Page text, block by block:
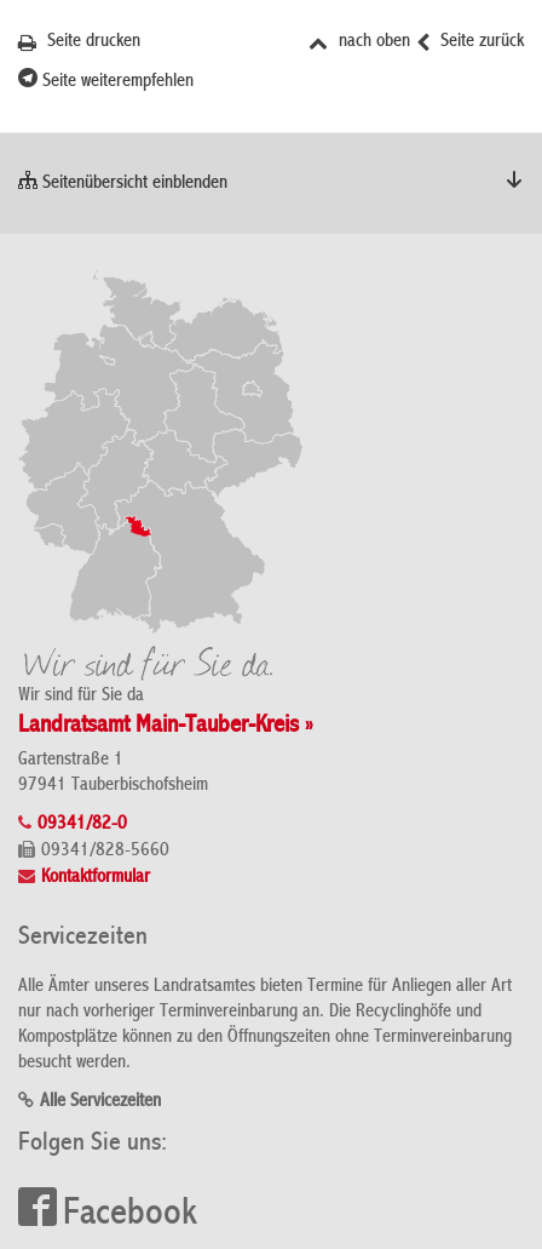
Seite zurück
nach oben
Seite drucken
Seite weiterempfehlen
Seitenübersicht einblenden
Wir sind für Sie da
Landratsamt Main-Tauber-Kreis »
Gartenstraße 1
97941 Tauberbischofsheim
09341/82-0
09341/828-5660
Kontaktformular
Servicezeiten
Alle Ämter unseres Landratsamtes bieten Termine für Anliegen aller Art
nur nach vorheriger Terminvereinbarung an. Die Recyclinghöfe und
Kompostplätze können zu den Öffnungszeiten ohne Terminvereinbarung
besucht werden.
Alle Servicezeiten
Folgen Sie uns:
Facebook